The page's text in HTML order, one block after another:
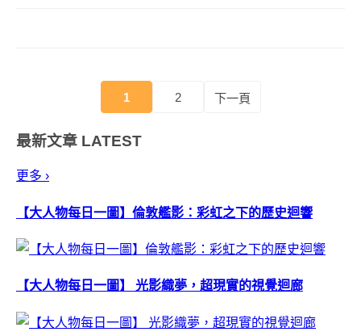
1 2 下一頁
最新文章 LATEST
更多 ›
【大人物每日一圖】倫敦艦影：彩虹之下的歷史迴響
【大人物每日一圖】 光影織夢，超現實的視覺迴廊